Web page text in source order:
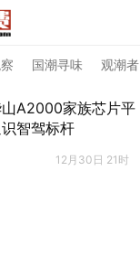
国潮寻味 观潮者
A2000家族芯片平
智驾标杆
12月30日 21时